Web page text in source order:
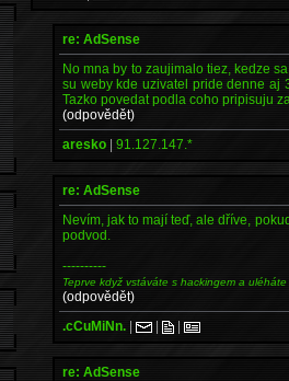
re: AdSense
No mna by to zaujimalo tiez, kedze
su weby kde uzivatel pride denne aj
Tazko povedat podla coho pripisuju
(odpovědět)
aresko |91.127.147.*
re: AdSense
Nevím, jak to mají teď, ale dříve,
podvod.
----------
Teprve když vstáváte s hackingem a
(odpovědět)
.cCuMiNn. | | |
re: AdSense